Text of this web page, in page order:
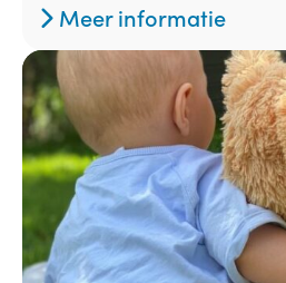
Meer informatie